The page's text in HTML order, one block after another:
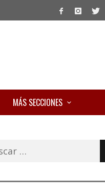
MÁS SECCIONES